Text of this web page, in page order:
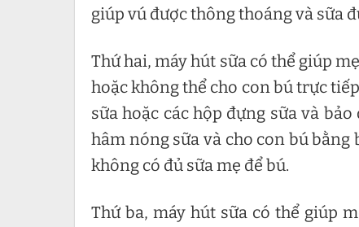
giúp vú được thông thoáng và sữa
Thứ hai, máy hút sữa có thể giúp
hoặc không thể cho con bú trực
sữa hoặc các hộp đựng sữa và
hâm nóng sữa và cho con bú
không có đủ sữa mẹ để bú.
Thứ ba, máy hút sữa có thể giúp